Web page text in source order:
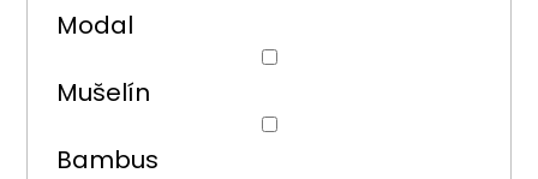
Modal
Mušelín
Bambus